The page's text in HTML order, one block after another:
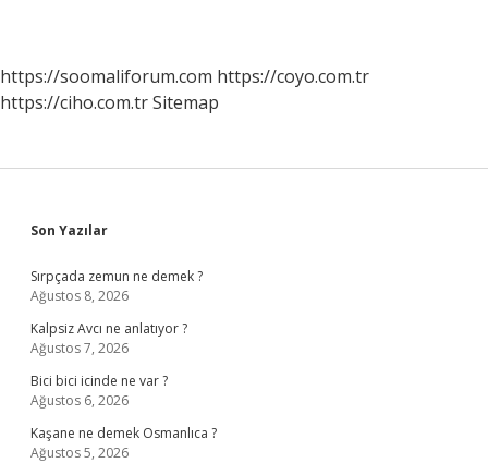
https://soomaliforum.com https://coyo.com.tr
https://ciho.com.trSitemap
Sidebar
Son Yazılar
Sırpçada zemun ne demek ?
Ağustos 8, 2026
Kalpsiz Avcı ne anlatıyor ?
Ağustos 7, 2026
Bici bici icinde ne var ?
Ağustos 6, 2026
Kaşane ne demek Osmanlıca ?
Ağustos 5, 2026